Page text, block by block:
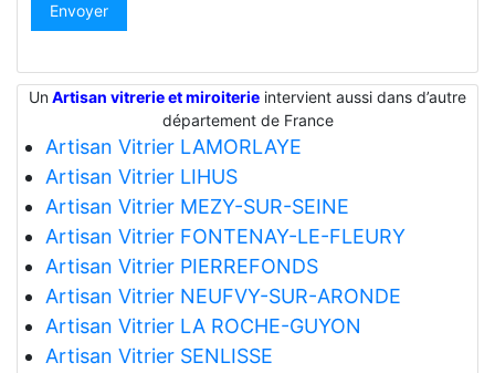
Envoyer
UnArtisan vitrerie et miroiterie intervient aussi dans d’autre
département de France
Artisan Vitrier LAMORLAYE
Artisan Vitrier LIHUS
Artisan Vitrier MEZY-SUR-SEINE
Artisan Vitrier FONTENAY-LE-FLEURY
Artisan Vitrier PIERREFONDS
Artisan Vitrier NEUFVY-SUR-ARONDE
Artisan Vitrier LA ROCHE-GUYON
Artisan Vitrier SENLISSE